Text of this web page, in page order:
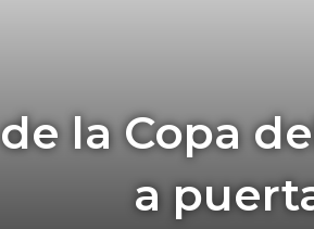
la Copa
a